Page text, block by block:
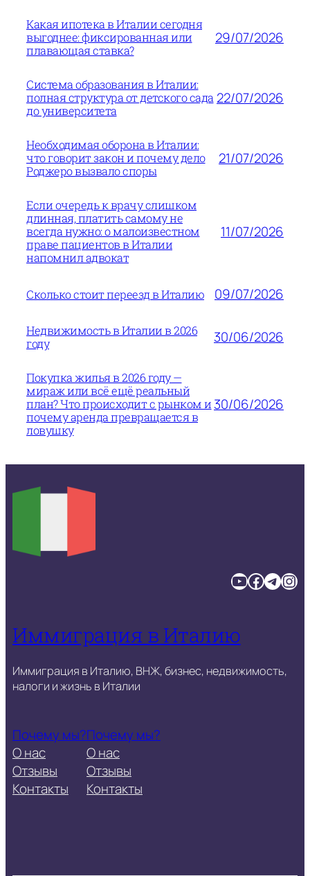
Какая ипотека в Италии сегодня
выгоднее: фиксированная или
плавающая ставка?
29/07/2026
Система образования в Италии:
полная структура от детского сада
до университета
22/07/2026
Необходимая оборона в Италии:
что говорит закон и почему дело
Роджеро вызвало споры
21/07/2026
Если очередь к врачу слишком
длинная, платить самому не
всегда нужно: о малоизвестном
праве пациентов в Италии
напомнил адвокат
11/07/2026
Сколько стоит переезд в Италию 09/07/2026
Недвижимость в Италии в 2026
году
30/06/2026
Покупка жилья в 2026 году —
мираж или всё ещё реальный
план? Что происходит с рынком и
почему аренда превращается в
ловушку
30/06/2026
YouTube Facebook TelegramInstagram
Иммиграция в Италию
Иммиграция в Италию, ВНЖ, бизнес, недвижимость,
налоги и жизнь в Италии
Почему мы?
О нас
Отзывы
Контакты
Почему мы?
О нас
Отзывы
Контакты